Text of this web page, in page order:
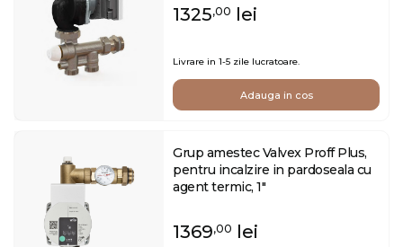
1325,00 lei
Livrare in 1-5 zile lucratoare.
Adauga in cos
Grup amestec Valvex Proff Plus,
pentru incalzire in pardoseala cu
agent termic, 1"
1369,00 lei